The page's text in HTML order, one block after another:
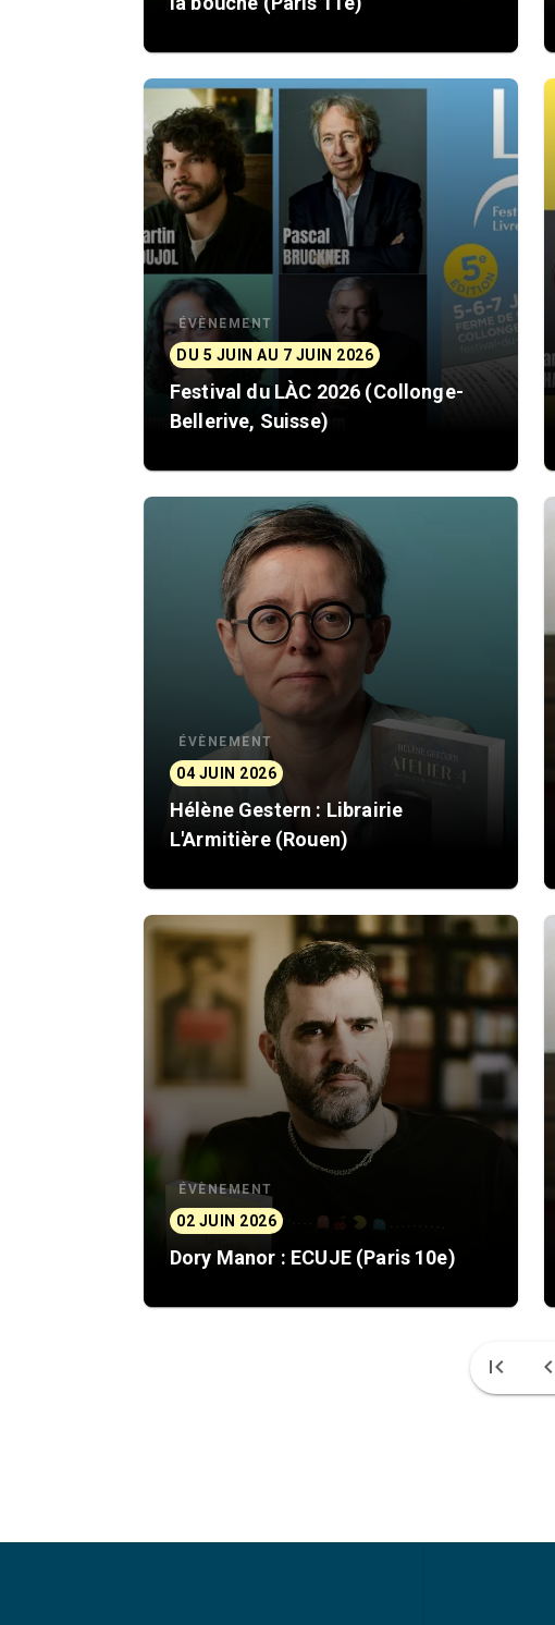
ÉVÈNEMENT
DU 5 JUIN AU 7 JUIN 2026
Festival du LÀC 2026 (Collonge-
Bellerive, Suisse)
ÉVÈNEMENT
04 JUIN 2026
Hélène Gestern : Librairie
L'Armitière (Rouen)
ÉVÈNEMENT
02 JUIN 2026
Dory Manor : ECUJE (Paris 10e)
first_page chevron_left